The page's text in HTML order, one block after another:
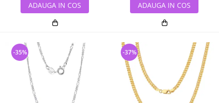
ADAUGA IN COS ADAUGA IN COS
-35% -37%